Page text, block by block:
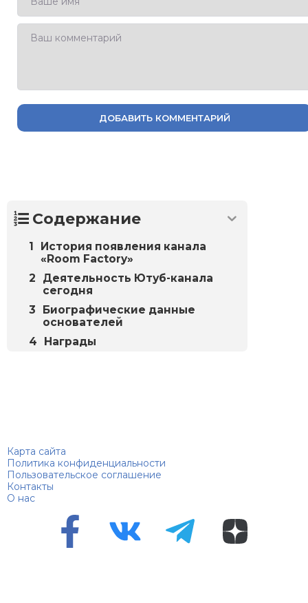
ДОБАВИТЬ КОММЕНТАРИЙ
Содержание
История появления канала
«Room Factory»
Деятельность Ютуб-канала
сегодня
Биографические данные
основателей
Награды
Карта сайта
Политика конфиденциальности
Пользовательское соглашение
Контакты
О нас